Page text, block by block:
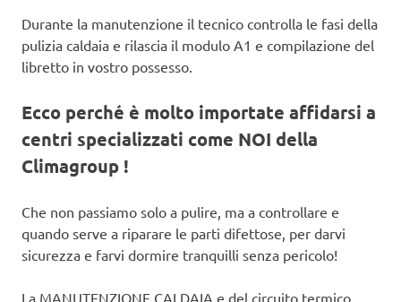
Durante la manutenzione il tecnico controlla le fasi della
pulizia caldaia e rilascia il modulo A1 e compilazione del
libretto in vostro possesso.
Ecco perché è molto importate affidarsi a
centri specializzati come NOI della
Climagroup !
Che non passiamo solo a pulire, ma a controllare e
quando serve a riparare le parti difettose, per darvi
sicurezza e farvi dormire tranquilli senza pericolo!
La MANUTENZIONE CALDAIA e del circuito termico